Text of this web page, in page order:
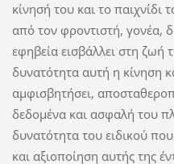
κίνησή του και το παιχνίδι
από τον φροντιστή, γονέα,
εφηβεία εισβάλλει στη ζωή
δυνατότητα αυτή η κίνηση
αμφισβητήσει,
δεδομένα και ασφαλή του
δυνατότητα του ειδικού
και αξιοποίηση αυτής της